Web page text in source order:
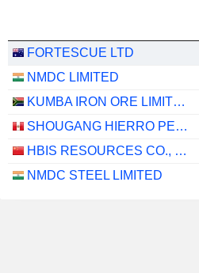
FORTESCUE LTD
NMDC LIMITED
KUMBA IRON ORE LIMITED
SHOUGANG HIERRO PERU S.A.A.
HBIS RESOURCES CO., LTD.
NMDC STEEL LIMITED